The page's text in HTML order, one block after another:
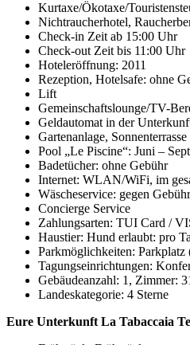
Kurtaxe/Ökotaxe/
Nichtraucherhotel,
Check-in Zeit ab 15:00 Uhr
Check-out Zeit bis 11:00 Uhr
Hoteleröffnung: 2011
Rezeption, Hotelsafe: ohne
Lift
Gemeinschaftslounge/TV-
Geldautomat in der
Gartenanlage, Sonnenterrasse
Pool „Le Piscine“: Juni –
Badetücher: ohne Gebühr
Internet: WLAN/WiFi, im
Wäscheservice: gegen Gebühr
Concierge Service
Zahlungsarten: TUI Card /
Haustier: Hund erlaubt: pro
Parkmöglichkeiten: Parkplatz
Tagungseinrichtungen:
Gebäudeanzahl: 1, Zimmer:
Landeskategorie: 4 Sterne
Eure Unterkunft La Tabaccaia